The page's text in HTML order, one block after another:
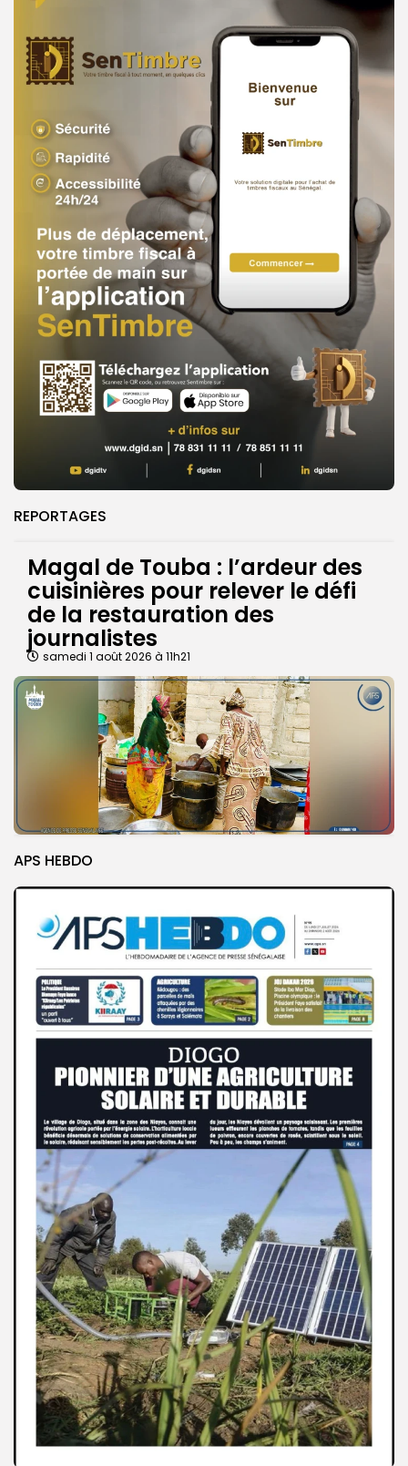
REPORTAGES
Magal de Touba : l’ardeur des
cuisinières pour relever le défi
de la restauration des
journalistes
samedi 1 août 2026 à 11h21
APS HEBDO